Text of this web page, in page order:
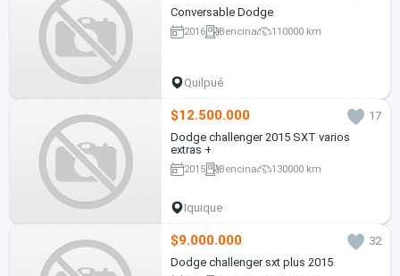
Conversable Dodge
2016 Bencina 110000 km
Quilpué
$12.500.000
17
Dodge challenger 2015 SXT varios
extras +
2015 Bencina 130000 km
Iquique
$9.000.000
32
Dodge challenger sxt plus 2015